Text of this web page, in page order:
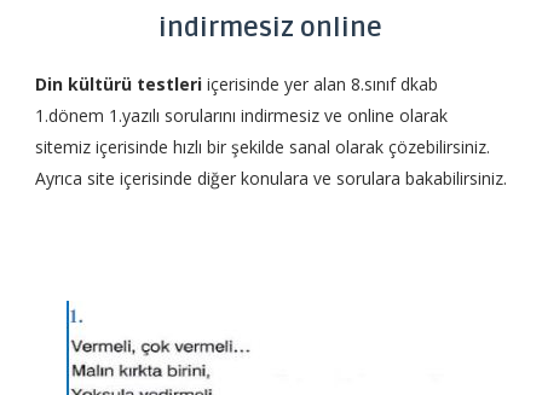
indirmesiz online
Din kültürü testleriiçerisinde yer alan 8.sınıf dkab
1.dönem 1.yazılı sorularını indirmesiz ve online olarak
sitemiz içerisinde hızlı bir şekilde sanal olarak çözebilirsiniz.
Ayrıca site içerisinde diğer konulara ve sorulara bakabilirsiniz.